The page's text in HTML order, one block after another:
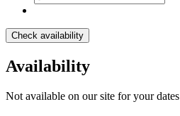
Check availability
Availability
Not available on our site for your dates